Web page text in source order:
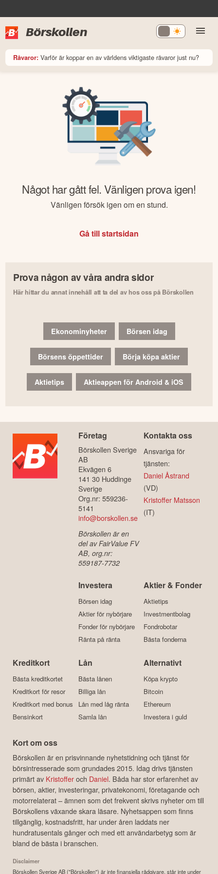
Börskollen
Råvaror: Varför är koppar en av världens viktigaste råvaror just nu?
Något har gått fel. Vänligen prova igen!
Vänligen försök igen om en stund.
Gå till startsidan
Prova någon av våra andra sidor
Här hittar du annat innehåll att ta del av hos oss på Börskollen
Ekonominyheter Börsen idag
Börsens öppettider Börja köpa aktier
Aktietips Aktieappen för Android & iOS
Företag
Börskollen Sverige
AB
Ekvägen 6
141 30 Huddinge
Sverige
Org.nr: 559236-
5141
info@borskollen.se
Börskollen är en
del av FairValue FV
AB, org.nr:
559187-7732
Kontakta oss
Ansvariga för
tjänsten:
Daniel Åstrand
(VD)
Kristoffer Matsson
(IT)
Investera
Börsen idag
Aktier för nybörjare
Fonder för nybörjare
Ränta på ränta
Aktier & Fonder
Aktietips
Investmentbolag
Fondrobotar
Bästa fonderna
Kreditkort
Bästa kreditkortet
Kreditkort för resor
Kreditkort med bonus
Bensinkort
Lån
Bästa lånen
Billiga lån
Lån med låg ränta
Samla lån
Alternativt
Köpa krypto
Bitcoin
Ethereum
Investera i guld
Kort om oss
Börskollen är en prisvinnande nyhetstidning och tjänst för
börsintresserade som grundades 2015. Idag drivs tjänsten
primärt av Kristofferoch Daniel. Båda har stor erfarenhet av
börsen, aktier, investeringar, privatekonomi, företagande och
motorrelaterat – ämnen som det frekvent skrivs nyheter om till
Börskollens växande skara läsare. Nyhetsappen som finns
tillgänglig, kostnadsfritt, har under åren laddats ner
hundratusentals gånger och med ett användarbetyg som är
bland de bästa i branschen.
Disclaimer
Börskollen Sverige AB ("Börskollen") är inte finansiella rådgivare, står inte under